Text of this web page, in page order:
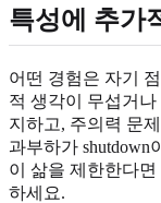
특성에 추가
어떤 경험은 자기
적 생각이 무섭거
지하고, 주의력 문
과부하가 shutdown
이 삶을 제한한다
하세요.